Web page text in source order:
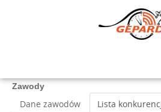
Zawody
Dane zawodów Lista